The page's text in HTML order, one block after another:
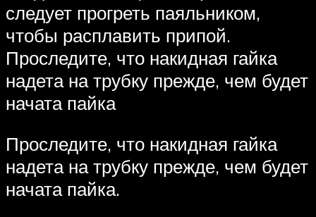
следует прогреть паяльником,
чтобы расплавить припой.
Проследите, что накидная гайка
надета на трубку прежде, чем будет
начата пайка
Проследите, что накидная гайка
надета на трубку прежде, чем будет
начата пайка.